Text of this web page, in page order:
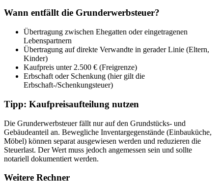
Wann entfällt die Grunderwerbsteuer?
Übertragung zwischen Ehegatten oder eingetragenen
Lebenspartnern
Übertragung auf direkte Verwandte in gerader Linie (Eltern,
Kinder)
Kaufpreis unter 2.500 € (Freigrenze)
Erbschaft oder Schenkung (hier gilt die
Erbschaft-/Schenkungsteuer)
Tipp: Kaufpreisaufteilung nutzen
Die Grunderwerbsteuer fällt nur auf den Grundstücks- und
Gebäudeanteil an. Bewegliche Inventargegenstände (Einbauküche,
Möbel) können separat ausgewiesen werden und reduzieren die
Steuerlast. Der Wert muss jedoch angemessen sein und sollte
notariell dokumentiert werden.
Weitere Rechner